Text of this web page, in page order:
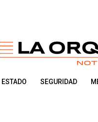
ESTADO SEGURIDAD